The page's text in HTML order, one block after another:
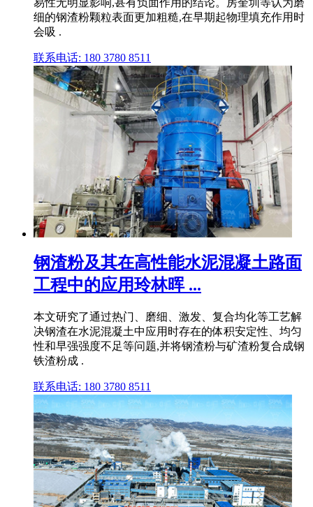
易性无明显影响,甚有负面作用的结论。房奎圳等认为磨
细的钢渣粉颗粒表面更加粗糙,在早期起物理填充作用时
会吸 .
联系电话: 180 3780 8511
钢渣粉及其在高性能水泥混凝土路面
工程中的应用玲林晖 ...
本文研究了通过热门、磨细、激发、复合均化等工艺解
决钢渣在水泥混凝土中应用时存在的体积安定性、均匀
性和早强强度不足等问题,并将钢渣粉与矿渣粉复合成钢
铁渣粉成 .
联系电话: 180 3780 8511